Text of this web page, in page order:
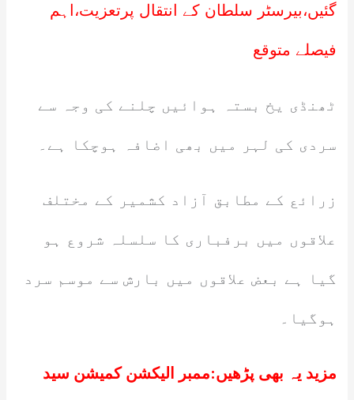
گئیں،بیرسٹر سلطان کے انتقال پرتعزیت،اہم
فیصلے متوقع
ٹھنڈی یخ بستہ ہوائیں چلنے کی وجہ سے
سردی کی لہر میں بھی اضافہ ہوچکا ہے۔
زرائع کے مطابق آزاد کشمیر کے مختلف
علاقوں میں برفباری کا سلسلہ شروع ہو
گیا ہے بعض علاقوں میں بارش سے موسم سرد
ہوگیا۔
مزید یہ بھی پڑھیں:ممبر الیکشن کمیشن سید